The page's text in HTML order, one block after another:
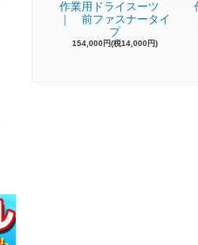
作業用ドライスーツ
｜ 前ファスナータイ
プ
154,000円(税14,000円)